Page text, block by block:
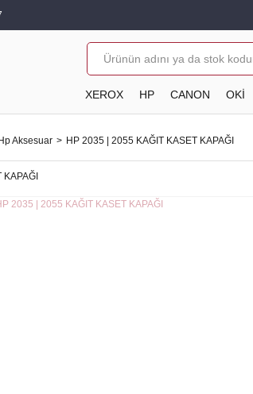
XEROX HP CANON OKİ
Hp Aksesuar HP 2035 | 2055 KAĞIT KASET KAPAĞI